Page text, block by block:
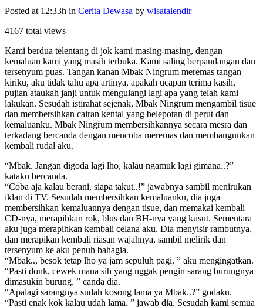
Posted at 12:33h in Cerita Dewasa by wisatalendir
4167 total views
Kami berdua telentang di jok kami masing-masing, dengan
kemaluan kami yang masih terbuka. Kami saling berpandangan dan
tersenyum puas. Tangan kanan Mbak Ningrum meremas tangan
kiriku, aku tidak tahu apa artinya, apakah ucapan terima kasih,
pujian ataukah janji untuk mengulangi lagi apa yang telah kami
lakukan. Sesudah istirahat sejenak, Mbak Ningrum mengambil tisue
dan membersihkan cairan kental yang belepotan di perut dan
kemaluanku. Mbak Ningrum membersihkannya secara mesra dan
terkadang bercanda dengan mencoba meremas dan membangunkan
kembali rudal aku.
“Mbak. Jangan digoda lagi lho, kalau ngamuk lagi gimana..?”
kataku bercanda.
“Coba aja kalau berani, siapa takut..!” jawabnya sambil menirukan
iklan di TV. Sesudah membersihkan kemaluanku, dia juga
membersihkan kemaluannya dengan tisue, dan memakai kembali
CD-nya, merapihkan rok, blus dan BH-nya yang kusut. Sementara
aku juga merapihkan kembali celana aku. Dia menyisir rambutnya,
dan merapikan kembali riasan wajahnya, sambil melirik dan
tersenyum ke aku penuh bahagia.
“Mbak.., besok tetap lho ya jam sepuluh pagi. ” aku mengingatkan.
“Pasti donk, cewek mana sih yang nggak pengin sarang burungnya
dimasukin burung. ” canda dia.
“Apalagi sarangnya sudah kosong lama ya Mbak..?” godaku.
“Pasti enak kok kalau udah lama. ” jawab dia. Sesudah kami semua